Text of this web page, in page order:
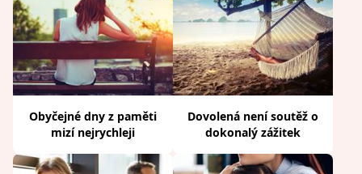
Obyčejné dny z paměti
mizí nejrychleji
Dovolená není soutěž o
dokonalý zážitek